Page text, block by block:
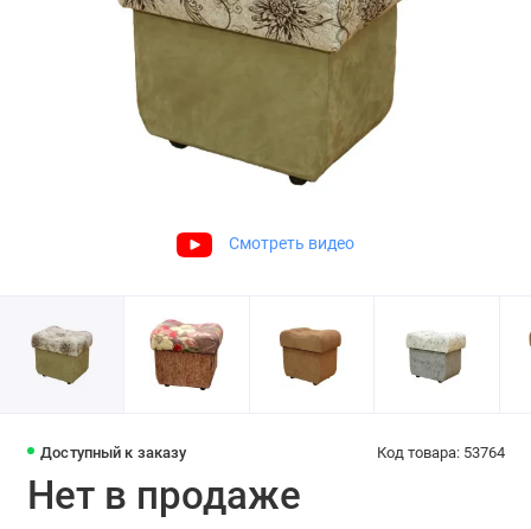
Смотреть видео
Доступный к заказу Код товара: 53764
Нет в продаже